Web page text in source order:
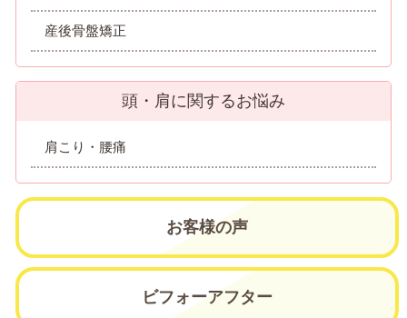
産後骨盤矯正
頭・肩に関するお悩み
肩こり・腰痛
お客様の声
ビフォーアフター